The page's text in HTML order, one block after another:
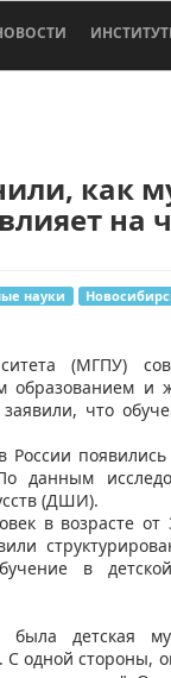
как
на
науки
(МГПУ)
образованием и
что
появились
данным
(ДШИ).
в возрасте
в
была детская
одной стороны,